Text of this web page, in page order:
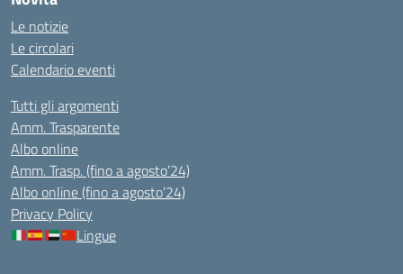
Le notizie
Le circolari
Calendario eventi
Tutti gli argomenti
Amm. Trasparente
Albo online
Amm. Trasp. (fino a agosto’24)
Albo online (fino a agosto’24)
Privacy Policy
Lingue